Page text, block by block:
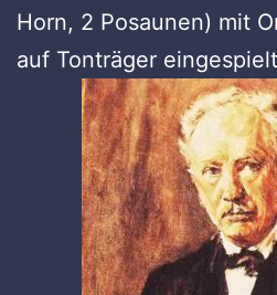
Horn, 2 Posaunen) mit
auf Tonträger